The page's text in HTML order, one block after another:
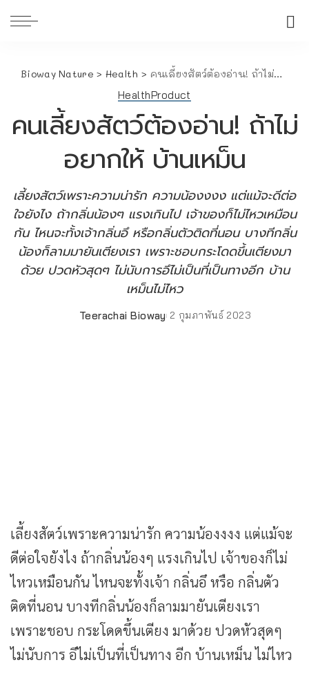
Bioway Nature > Health > คนเลี้ยงสัตว์ต้องอ่าน! ถ้าไม่อยากให้ บ้านเหม็น
HealthProduct
คนเลี้ยงสัตว์ต้องอ่าน! ถ้าไม่
อยากให้ บ้านเหม็น
เลี้ยงสัตว์เพราะความน่ารัก ความน้องงงง แต่แม้จะดีต่อ
ใจยังไง ถ้ากลิ่นน้องๆ แรงเกินไป เจ้าของก็ไม่ไหวเหมือน
กัน ไหนจะทั้งเจ้ากลิ่นอึ หรือกลิ่นตัวติดที่นอน บางทีกลิ่น
น้องก็ลามมายันเตียงเรา เพราะชอบกระโดดขึ้นเตียงมา
ด้วย ปวดหัวสุดๆ ไม่นับการอึไม่เป็นที่เป็นทางอีก บ้าน
เหม็นไม่ไหว
Posted
Teerachai Bioway 2 กุมภาพันธ์ 2023
เลี้ยงสัตว์เพราะความน่ารัก ความน้องงงง แต่แม้จะ
ดีต่อใจยังไง ถ้ากลิ่นน้องๆ แรงเกินไป เจ้าของก็ไม่
ไหวเหมือนกัน ไหนจะทั้งเจ้า กลิ่นอึ หรือ กลิ่นตัว
ติดที่นอน บางทีกลิ่นน้องก็ลามมายันเตียงเรา
เพราะชอบ กระโดดขึ้นเตียง มาด้วย ปวดหัวสุดๆ
ไม่นับการ อึไม่เป็นที่เป็นทาง อีก บ้านเหม็น ไม่ไหว